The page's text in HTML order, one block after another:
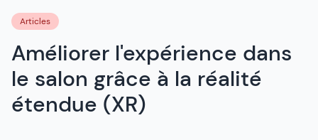
Articles
Améliorer l'expérience dans
le salon grâce à la réalité
étendue (XR)